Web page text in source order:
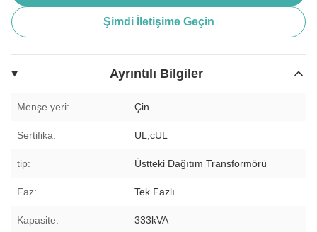
Şimdi İletişime Geçin
Ayrıntılı Bilgiler
Menşe yeri: Çin
Sertifika: UL,cUL
tip: Üstteki Dağıtım Transformörü
Faz: Tek Fazlı
Kapasite: 333kVA